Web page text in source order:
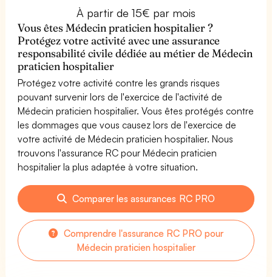
À partir de 15€ par mois
Vous êtes Médecin praticien hospitalier ?
Protégez votre activité avec une assurance
responsabilité civile dédiée au métier de Médecin
praticien hospitalier
Protégez votre activité contre les grands risques
pouvant survenir lors de l'exercice de l'activité de
Médecin praticien hospitalier. Vous êtes protégés contre
les dommages que vous causez lors de l'exercice de
votre activité de Médecin praticien hospitalier. Nous
trouvons l'assurance RC pour Médecin praticien
hospitalier la plus adaptée à votre situation.
Comparer les assurances RC PRO
Comprendre l'assurance RC PRO pour
Médecin praticien hospitalier